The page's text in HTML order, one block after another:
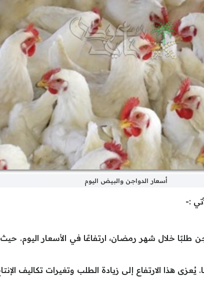
أسعار الدواجن والبيض اليوم
:-
طلبًا خلال شهر رمضان، ارتفاعًا في الأسعار